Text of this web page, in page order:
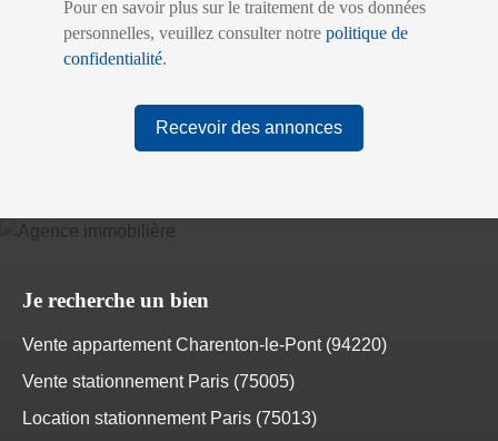
Pour en savoir plus sur le traitement de vos données
personnelles, veuillez consulter notre politique de
confidentialité.
Recevoir des annonces
Je recherche un bien
Vente appartement Charenton-le-Pont (94220)
Vente stationnement Paris (75005)
Location stationnement Paris (75013)